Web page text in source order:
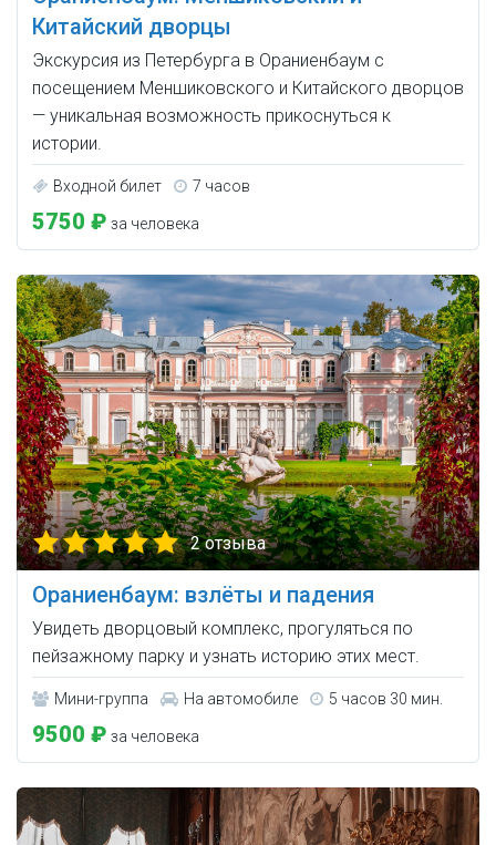
Китайский дворцы
Экскурсия из Петербурга в Ораниенбаум с
посещением Меншиковского и Китайского дворцов
— уникальная возможность прикоснуться к
истории.
Входной билет 7 часов
5750 ₽ за человека
2 отзыва
Ораниенбаум: взлёты и падения
Увидеть дворцовый комплекс, прогуляться по
пейзажному парку и узнать историю этих мест.
Мини-группа На автомобиле 5 часов 30 мин.
9500 ₽ за человека